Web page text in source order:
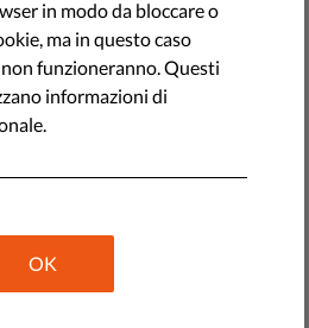
le libertà civili (Liberties)
il meccanismo di
dell’UE ai paesi che
lo stato di diritto, ed esorta
in modo da bloccare o
ma in questo caso
funzioneranno. Questi
informazioni di
OK